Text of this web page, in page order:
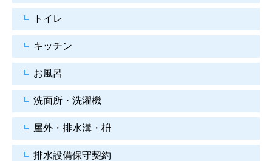
トイレ
キッチン
お風呂
洗面所・洗濯機
屋外・排水溝・枡
排水設備保守契約